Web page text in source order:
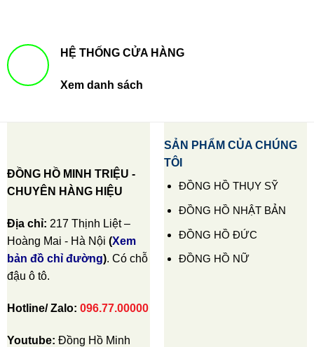
HỆ THỐNG CỬA HÀNG
Xem danh sách
ĐỒNG HỒ MINH TRIỆU -
CHUYÊN HÀNG HIỆU
Địa chỉ: 217 Thịnh Liệt –
Hoàng Mai - Hà Nội (Xem
bản đồ chỉ đường). Có chỗ
đậu ô tô.
Hotline/ Zalo: 096.77.00000
Youtube: Đồng Hồ Minh
SẢN PHẨM CỦA CHÚNG
TÔI
ĐỒNG HỒ THỤY SỸ
ĐỒNG HỒ NHẬT BẢN
ĐỒNG HỒ ĐỨC
ĐỒNG HỒ NỮ